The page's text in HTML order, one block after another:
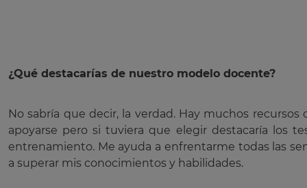
¿Qué destacarías de nuestro modelo docente?
No sabría que decir, la verdad. Hay muchos recursos
apoyarse pero si tuviera que elegir destacaría los
entrenamiento. Me ayuda a enfrentarme todas las
a superar mis conocimientos y habilidades.